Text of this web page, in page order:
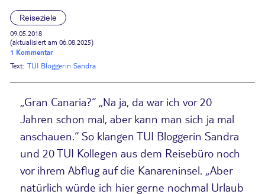
Reiseziele
09.05.2018
(aktualisiert am 06.08.2025)
1 Kommentar
Text: TUI Bloggerin Sandra
„Gran Canaria?“ „Na ja, da war ich vor 20
Jahren schon mal, aber kann man sich ja mal
anschauen.“ So klangen TUI Bloggerin Sandra
und 20 TUI Kollegen aus dem Reisebüro noch
vor ihrem Abflug auf die Kanareninsel. „Aber
natürlich würde ich hier gerne nochmal Urlaub